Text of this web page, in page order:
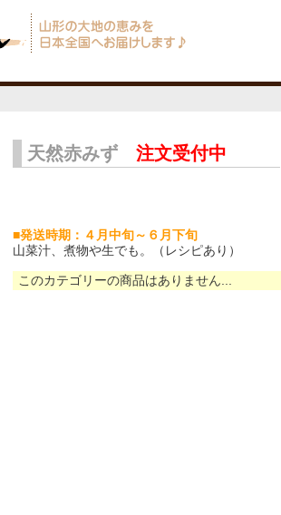
天然赤みず注文受付中
■発送時期：４月中旬～６月下旬
山菜汁、煮物や生でも。（レシピあり）
このカテゴリーの商品はありません...